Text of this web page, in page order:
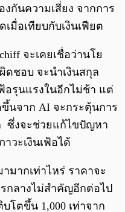
กันความเสี่ยง จากการ
มื่อเทียบกับเงินเฟียต
จะเคยเชื่อว่านโย
ดชอบ จะนำเงินสกุล
อรุนแรงในอีกไม่ช้า แต่
นจาก AI จะกระตุ้นการ
ซึ่งจะช่วยแก้ไขปัญหา
วะเงินเฟ้อได้
มากเท่าไหร่ ราคาจะ
กลางไม่สำคัญอีกต่อไป
โตขึ้น 1,000 เท่าจาก